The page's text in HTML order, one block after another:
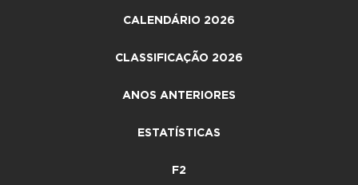
CALENDÁRIO 2026
CLASSIFICAÇÃO 2026
ANOS ANTERIORES
ESTATÍSTICAS
F2